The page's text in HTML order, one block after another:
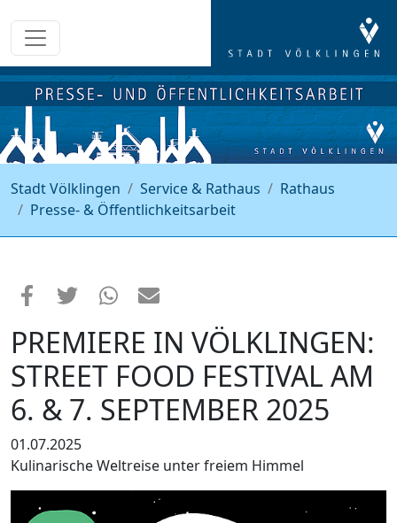
Stadt Völklingen Service & Rathaus
Rathaus
Presse- & Öffentlichkeitsarbeit
PREMIERE IN VÖLKLINGEN:
STREET FOOD FESTIVAL AM
6. & 7. SEPTEMBER 2025
01.07.2025
Kulinarische Weltreise unter freiem Himmel